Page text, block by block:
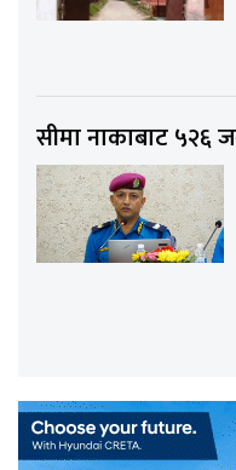
सीमा नाकाबाट ५२६